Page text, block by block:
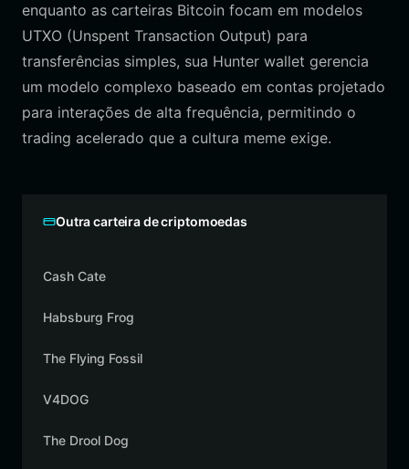
enquanto as carteiras Bitcoin focam em modelos
UTXO (Unspent Transaction Output) para
transferências simples, sua Hunter wallet gerencia
um modelo complexo baseado em contas projetado
para interações de alta frequência, permitindo o
trading acelerado que a cultura meme exige.
Outra carteira de criptomoedas
Cash Cate
Habsburg Frog
The Flying Fossil
V4DOG
The Drool Dog